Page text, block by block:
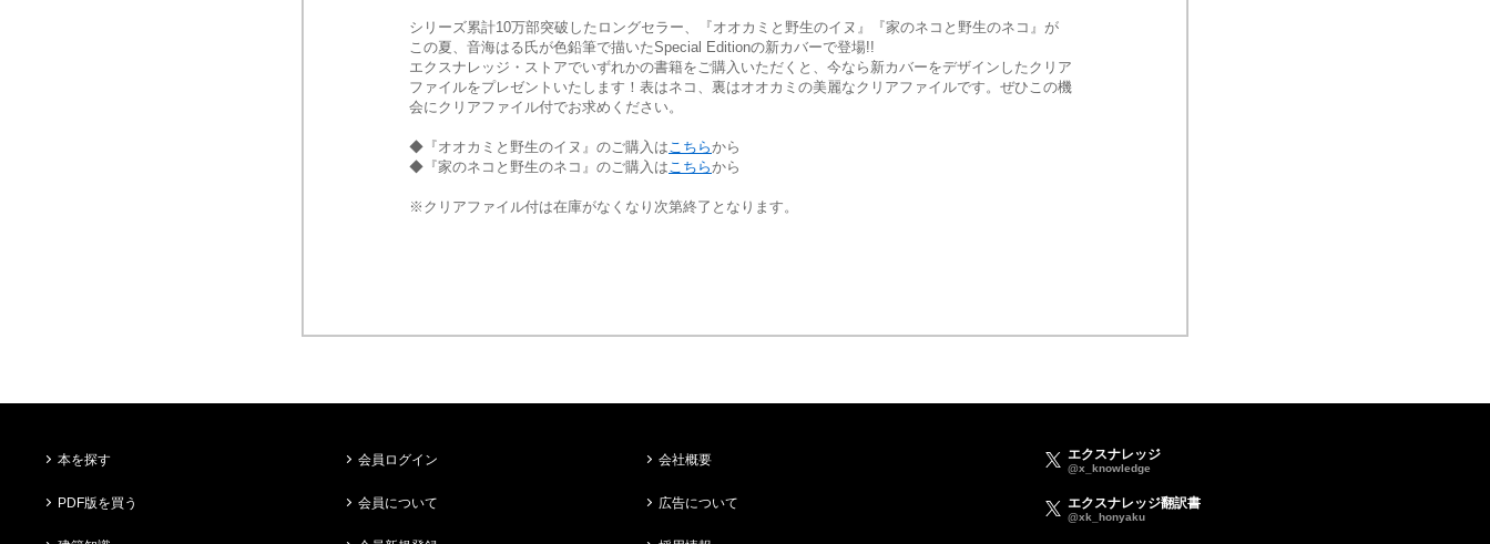
シリーズ累計10万部突破したロングセラー、『オオカミと野生のイヌ』『家のネコと野生のネコ』が
この夏、音海はる氏が色鉛筆で描いたSpecial Editionの新カバーで登場!!
エクスナレッジ・ストアでいずれかの書籍をご購入いただくと、今なら新カバーをデザインしたクリア
ファイルをプレゼントいたします！表はネコ、裏はオオカミの美麗なクリアファイルです。ぜひこの機
会にクリアファイル付でお求めください。
◆『オオカミと野生のイヌ』のご購入は こちらから
◆『家のネコと野生のネコ』のご購入は こちらから
※クリアファイル付は在庫がなくなり次第終了となります。
本を探す
PDF版を買う
会員ログイン
会員について
会社概要
広告について
エクスナレッジ
@x_knowledge
エクスナレッジ翻訳書
@xk_honyaku